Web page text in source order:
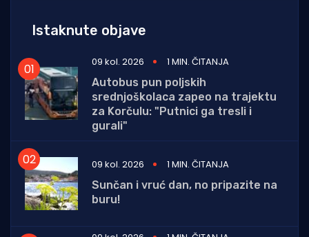
Istaknute objave
09 kol. 2026
1 MIN. ČITANJA
Autobus pun poljskih
srednjoškolaca zapeo na trajektu
za Korčulu: "Putnici ga tresli i
gurali"
09 kol. 2026
1 MIN. ČITANJA
Sunčan i vruć dan, no pripazite na
buru!